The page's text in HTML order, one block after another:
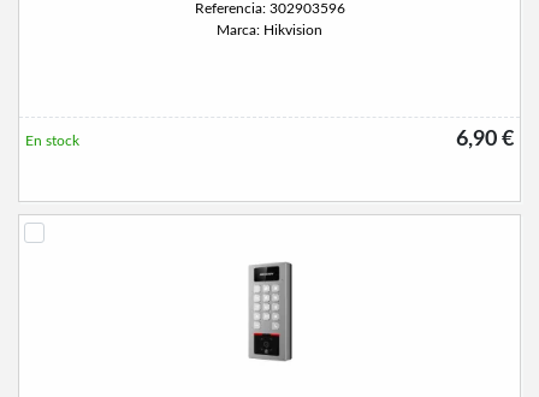
Referencia: 302903596
Marca: Hikvision
6,90 €
En stock